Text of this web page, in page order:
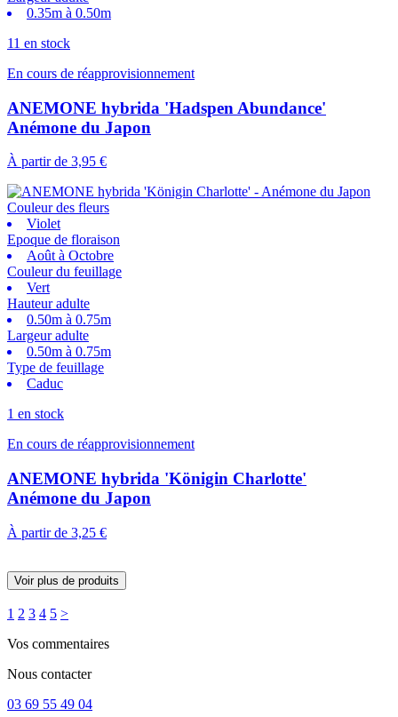
0.35m à 0.50m
11 en stock
En cours de réapprovisionnement
ANEMONE hybrida 'Hadspen Abundance'
Anémone du Japon
À partir de 3,95 €
Couleur des fleurs
Violet
Epoque de floraison
Août à Octobre
Couleur du feuillage
Vert
Hauteur adulte
0.50m à 0.75m
Largeur adulte
0.50m à 0.75m
Type de feuillage
Caduc
1 en stock
En cours de réapprovisionnement
ANEMONE hybrida 'Königin Charlotte'
Anémone du Japon
À partir de 3,25 €
Voir plus de produits
1 2 3 4 5 >
Vos commentaires
Nous contacter
03 69 55 49 04